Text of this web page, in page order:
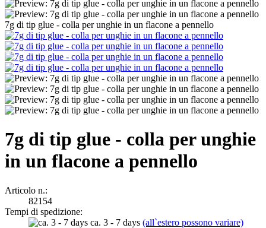
7g di tip glue - colla per unghie in un flacone a pennello
7g di tip glue - colla per unghie
in un flacone a pennello
Articolo n.:
82154
Tempi di spedizione:
ca. 3 - 7 days (all`estero possono variare)